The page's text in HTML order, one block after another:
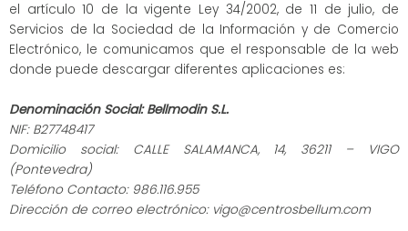
el artículo 10 de la vigente Ley 34/2002, de 11 de julio, de
Servicios de la Sociedad de la Información y de Comercio
Electrónico, le comunicamos que el responsable de la web
donde puede descargar diferentes aplicaciones es:
Denominación Social: Bellmodin S.L.
NIF: B27748417
Domicilio social: CALLE SALAMANCA, 14, 36211 – VIGO
(Pontevedra)
Teléfono Contacto: 986.116.955
Dirección de correo electrónico: vigo@centrosbellum.com